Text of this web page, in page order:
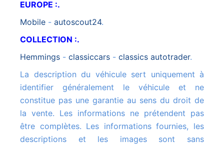
EUROPE :.
mobile - autoscout24.
COLLECTION :.
hemmings - classiccars - classics autotrader.
La description du véhicule sert uniquement à
identifier généralement le véhicule et ne
constitue pas une garantie au sens du droit de
la vente. Les informations ne prétendent pas
être complètes. Les informations fournies, les
descriptions et les images sont sans